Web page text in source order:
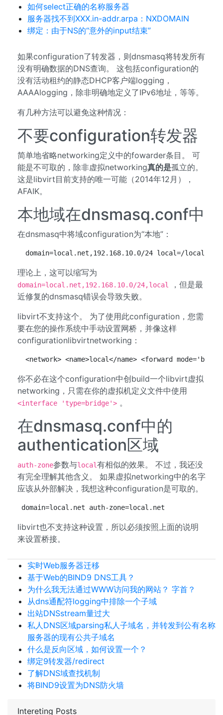
Intereting Posts
如何select正确的名称服务器
服务器找不到XXX.in-addr.arpa：NXDOMAIN
绑定：由于NS的“意外的input结束”
如果configuration了转发器，则dnsmasq将转发所有
没有明确数据的DNS查询。 这包括configuration的
没有活动租约的静态DHCP客户端logging，
AAAAlogging，除非明确地定义了IPv6地址，等等。
有几种方法可以避免这种情况：
不要configuration转发器
简单地省略networking定义中的fowarder条目。 可
能是不可取的，除非虚拟networking真的是孤立的。
这是libvirt目前支持的唯一可能（2014年12月），
AFAIK。
本地域在dnsmasq.conf中
在dnsmasq中将域configuration为“本地”：
domain=local.net,192.168.10.0/24 local=/
理论上，这可以缩写为
domain=local.net,192.168.10.0/24,local
，但是最
近修复的dnsmasq错误会导致失败。
libvirt不支持这个。 为了使用此configuration，您需
要在您的操作系统中手动设置网桥，并像这样
configurationlibvirtnetworking：
<network> <name>local</name> <forward
你不必在这个configuration中创build一个libvirt虚拟
networking，只需在你的虚拟机定义文件中使用
<interface 'type=bridge'> 。
在dnsmasq.conf中的
authentication区域
auth-zone参数与local有相似的效果。 不过，我还没
有完全理解其他含义。 如果虚拟networking中的名字
应该从外部解决，我想这种configuration是可取的。
domain=local.net auth-zone=local.net
libvirt也不支持这种设置，所以必须按照上面的说明
来设置桥接。
实时Web服务器迁移
基于Web的BIND9 DNS工具？
为什么我无法通过WWW访问我的网站？ 字首？
从dns通配符logging中排除一个子域
出站DNSstream量过大
私人DNS区域parsing私人子域名，并转发到公有名称
服务器的现有公共子域名
什么是反向区域，如何设置一个？
绑定9转发器/redirect
了解DNS域查找机制
将BIND9设置为DNS防火墙